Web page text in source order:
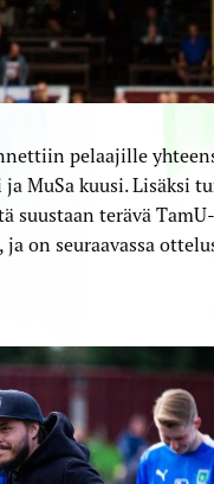
pelaajille
MuSa kuusi. Lisäksi
suustaan terävä TamU-
on seuraavassa